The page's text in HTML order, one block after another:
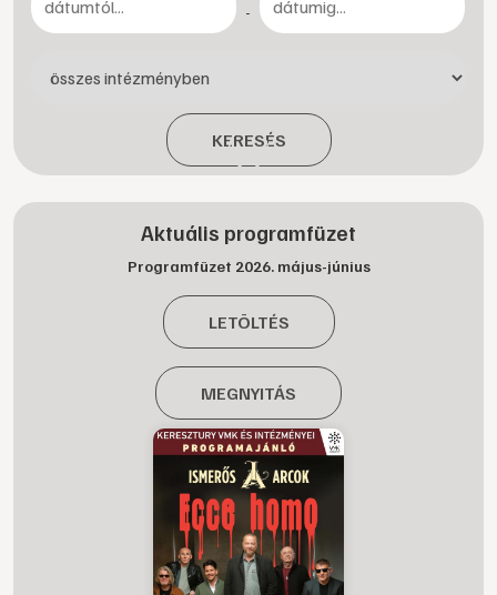
-
KERESÉS
Aktuális programfüzet
Programfüzet 2026. május-június
LETÖLTÉS
MEGNYITÁS